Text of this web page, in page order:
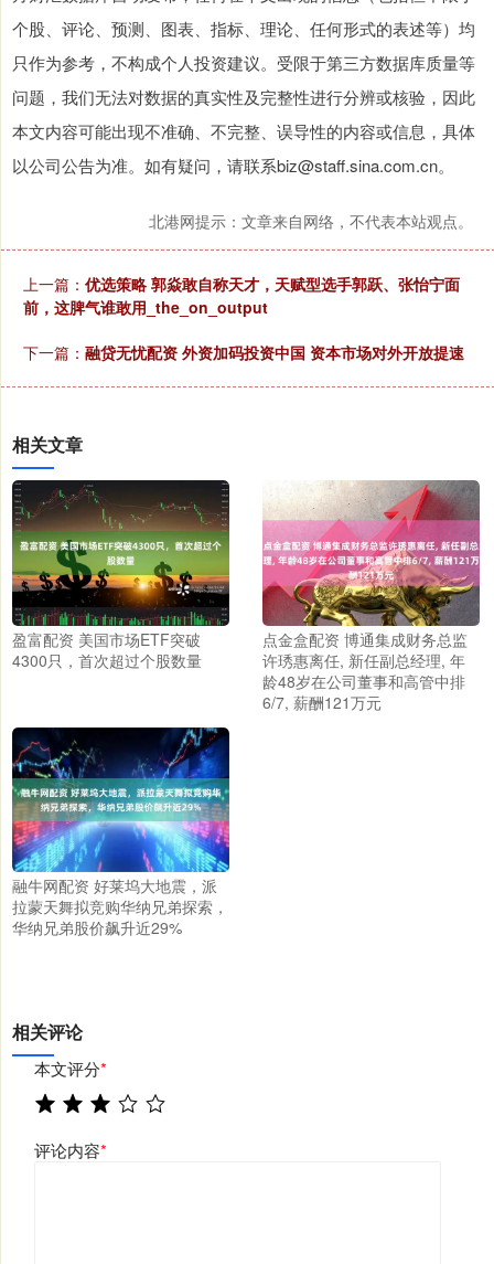
个股、评论、预测、图表、指标、理论、任何形式的表述等）均
只作为参考，不构成个人投资建议。受限于第三方数据库质量等
问题，我们无法对数据的真实性及完整性进行分辨或核验，因此
本文内容可能出现不准确、不完整、误导性的内容或信息，具体
以公司公告为准。如有疑问，请联系biz@staff.sina.com.cn。
北港网提示：文章来自网络，不代表本站观点。
上一篇： 优选策略 郭焱敢自称天才，天赋型选手郭跃、张怡宁面
前，这脾气谁敢用_the_on_output
下一篇： 融贷无忧配资 外资加码投资中国 资本市场对外开放提速
相关文章
盈富配资 美国市场ETF突破
4300只，首次超过个股数量
点金盒配资 博通集成财务总监
许琇惠离任, 新任副总经理, 年
龄48岁在公司董事和高管中排
6/7, 薪酬121万元
融牛网配资 好莱坞大地震，派
拉蒙天舞拟竞购华纳兄弟探索，
华纳兄弟股价飙升近29%
相关评论
本文评分*
评论内容*